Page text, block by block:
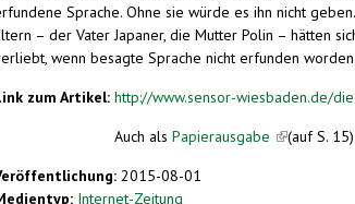
Sprache. Ohne sie würde es ihn nicht
– der Vater Japaner, die Mutter Polin – hätten
wenn besagte Sprache nicht erfunden
zum Artikel: http://www.sensor-wiesbaden.de/
Auch als Papierausgabe (link is
(auf S.
2015-08-01
Internet-Zeitung